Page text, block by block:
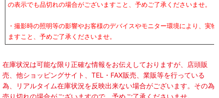
の表示でも品切れの場合がございますこと、予めご了承くださいませ。
・撮影時の照明等の影響やお客様のデバイスやモニター環境により、実
ますこと、予めご了承くださいませ。
在庫状況は可能な限り正確な情報をお伝えしておりますが、店頭販
売、他ショッピングサイト、TEL・FAX販売、業販等を行っている
為、リアルタイム在庫状況を反映出来ない場合がございます。その為
売り切れの場合がございますので、予めご了承くださいませ。